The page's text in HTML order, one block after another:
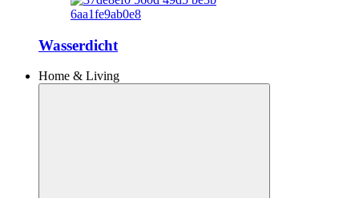
Wasserdicht
Home & Living